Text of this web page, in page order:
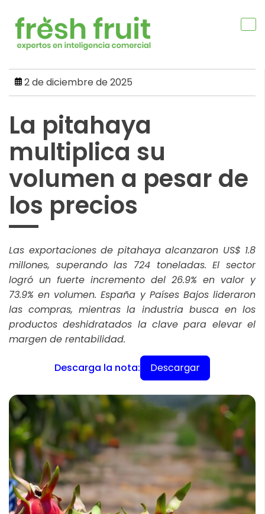
content
2 de diciembre de 2025
La pitahaya
multiplica su
volumen a pesar de
los precios
Las exportaciones de pitahaya alcanzaron US$ 1.8
millones, superando las 724 toneladas. El sector
logró un fuerte incremento del 26.9% en valor y
73.9% en volumen. España y Países Bajos lideraron
las compras, mientras la industria busca en los
productos deshidratados la clave para elevar el
margen de rentabilidad.
Descarga la nota: Descargar